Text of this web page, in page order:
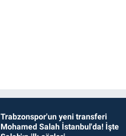
Trabzonspor'un yeni transferi
Mohamed Salah İstanbul'da! İşte